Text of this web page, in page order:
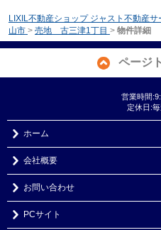
LIXIL不動産ショップ ジャスト不動産サ
山市 > 売地 古三津1丁目 > 物件詳細
ページ
営業時間
定休日:
ホーム
会社概要
お問い合わせ
PCサイト